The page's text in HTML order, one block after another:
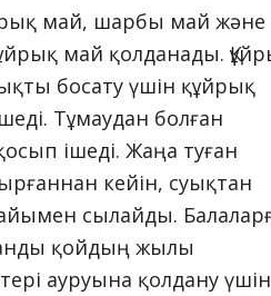
май, шарбы май және
май қолданады.
босату үшін құйрық
Тұмаудан болған
ішеді. Жаңа туған
кейін, суықтан
сылайды.
қойдың жылы
ауруына қолдану үшін